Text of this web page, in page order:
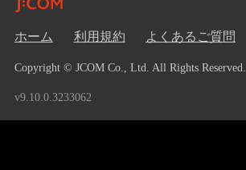
ホーム 利用規約 よくあるご質問
Copyright © JCOM Co., Ltd. All Rights Reserved.
v9.10.0.3233062